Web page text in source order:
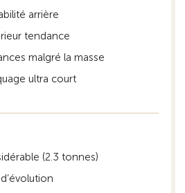
arrière
tendance
malgré la masse
ultra court
(2.3 tonnes)